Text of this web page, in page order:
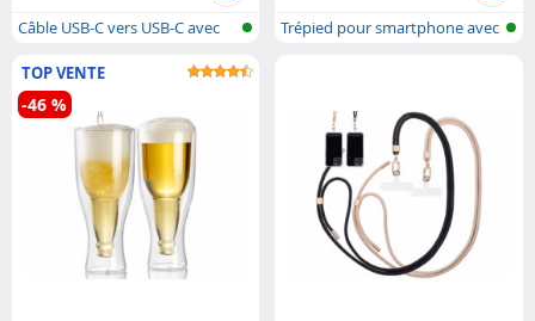
Câble USB-C vers USB-C avec
Trépied pour smartphone avec
TOP VENTE
-46 %